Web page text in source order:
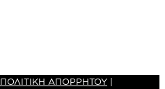
ΠΟΛΙΤΙΚΗ ΑΠΟΡΡΗΤΟΥ